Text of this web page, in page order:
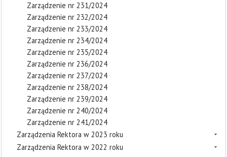
Zarządzenie nr 231/2024
Zarządzenie nr 232/2024
Zarządzenie nr 233/2024
Zarządzenie nr 234/2024
Zarządzenie nr 235/2024
Zarządzenie nr 236/2024
Zarządzenie nr 237/2024
Zarządzenie nr 238/2024
Zarządzenie nr 239/2024
Zarządzenie nr 240/2024
Zarządzenie nr 241/2024
Zarządzenia Rektora w 2023 roku
Zarządzenia Rektora w 2022 roku